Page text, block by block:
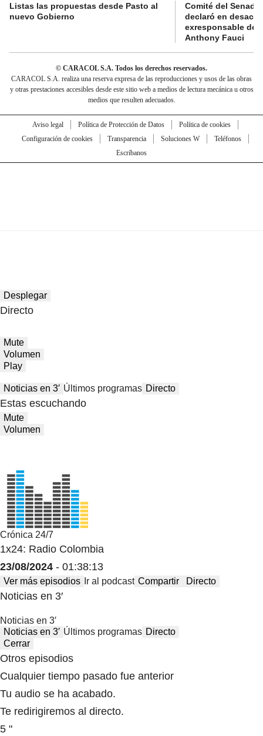
Listas las propuestas desde Pasto al
nuevo Gobierno
Comité del Senado
declaró en
exresponsable de
Anthony Fauci
© CARACOL S.A. Todos los derechos reservados.
CARACOL S.A. realiza una reserva expresa de las reproducciones y usos de las obras
y otras prestaciones accesibles desde este sitio web a medios de lectura mecánica u otros
medios que resulten adecuados.
Aviso legal Política de Protección de Datos
Política de cookies
Configuración de cookies
Transparencia Soluciones W
Teléfonos
Escríbanos
Desplegar
Directo
Mute
Volumen
Play
Noticias en 3′ Últimos programas Directo
Estas escuchando
Mute
Volumen
Crónica 24/7
1x24: Radio Colombia
23/08/2024 - 01:38:13
Ver más episodios Ir al podcast Compartir Directo
Noticias en 3′
Noticias en 3′
Noticias en 3′ Últimos programas Directo
Cerrar
Otros episodios
Cualquier tiempo pasado fue anterior
Tu audio se ha acabado.
Te redirigiremos al directo.
5 "